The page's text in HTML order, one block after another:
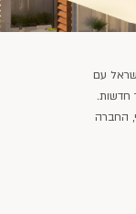
עם
יחידות דיור חדשות.
החברה